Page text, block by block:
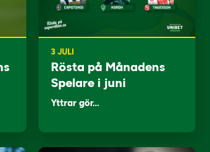
3 JULI
Rösta på Månadens
Spelare i juni
Yttrar gör…